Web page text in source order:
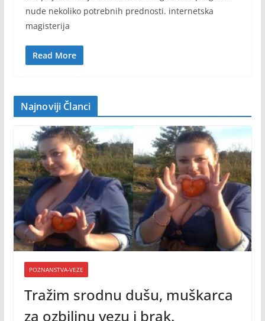
nude nekoliko potrebnih prednosti. internetska
magisterija
Read More
Najnoviji Članci
POZNANSTVA-VEZE
Tražim srodnu dušu, muškarca
za ozbiljnu vezu i brak.